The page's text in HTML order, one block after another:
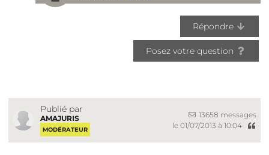
Répondre
Posez votre question
Publié par
AMAJURIS
MODÉRATEUR
13658 messages
le 01/07/2013 à 10:04